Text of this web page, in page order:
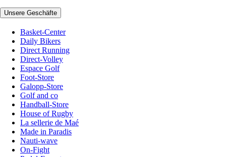
Unsere Geschäfte
Basket-Center
Daily Bikers
Direct Running
Direct-Volley
Espace Golf
Foot-Store
Galopp-Store
Golf and co
Handball-Store
House of Rugby
La sellerie de Maé
Made in Paradis
Nauti-wave
On-Fight